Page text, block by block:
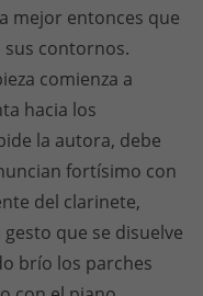
mejor entonces que
contornos.
comienza a
hacia los
la autora, debe
fortísimo con
del clarinete,
que se disuelve
brío los parches